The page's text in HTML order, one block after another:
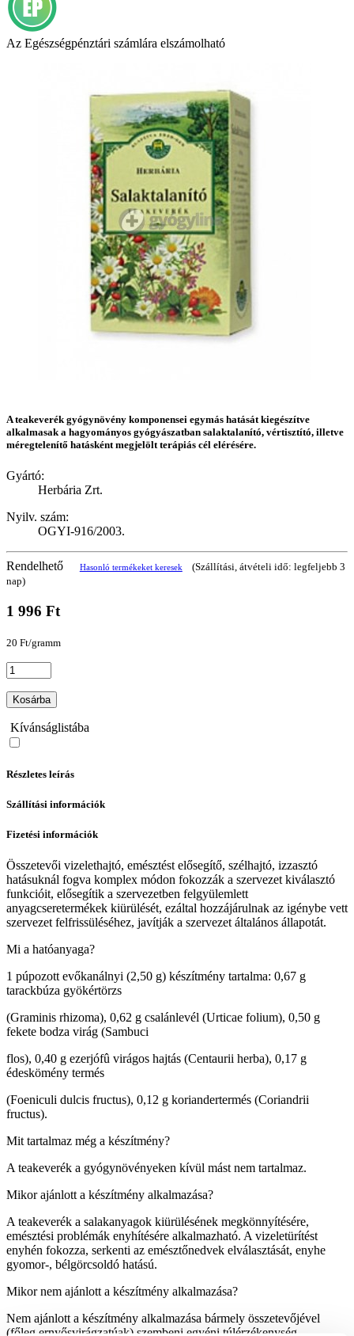
Az Egészségpénztári számlára elszámolható
A teakeverék gyógynövény komponensei egymás hatását kiegészítve
alkalmasak a hagyományos gyógyászatban salaktalanító, vértisztító, illetve
méregtelenítő hatásként megjelölt terápiás cél elérésére.
Gyártó:
Herbária Zrt.
Nyilv. szám:
OGYI-916/2003.
Rendelhető Hasonló termékeket keresek
(Szállítási, átvételi idő: legfeljebb 3
nap)
1 996 Ft
20 Ft/gramm
Kosárba
Kívánságlistába
Részletes leírás
Szállítási információk
Fizetési információk
Összetevői vizelethajtó, emésztést elősegítő, szélhajtó, izzasztó
hatásuknál fogva komplex módon fokozzák a szervezet kiválasztó
funkcióit, elősegítik a szervezetben felgyülemlett
anyagcseretermékek kiürülését, ezáltal hozzájárulnak az igénybe vett
szervezet felfrissüléséhez, javítják a szervezet általános állapotát.
Mi a hatóanyaga?
1 púpozott evőkanálnyi (2,50 g) készítmény tartalma: 0,67 g
tarackbúza gyökértörzs
(Graminis rhizoma), 0,62 g csalánlevél (Urticae folium), 0,50 g
fekete bodza virág (Sambuci
flos), 0,40 g ezerjófû virágos hajtás (Centaurii herba), 0,17 g
édeskömény termés
(Foeniculi dulcis fructus), 0,12 g koriandertermés (Coriandrii
fructus).
Mit tartalmaz még a készítmény?
A teakeverék a gyógynövényeken kívül mást nem tartalmaz.
Mikor ajánlott a készítmény alkalmazása?
A teakeverék a salakanyagok kiürülésének megkönnyítésére,
emésztési problémák enyhítésére alkalmazható. A vizeletürítést
enyhén fokozza, serkenti az emésztőnedvek elválasztását, enyhe
gyomor-, bélgörcsoldó hatású.
Mikor nem ajánlott a készítmény alkalmazása?
Nem ajánlott a készítmény alkalmazása bármely összetevőjével
(főleg ernyősvirágzatúak) szembeni egyéni túlérzékenység,